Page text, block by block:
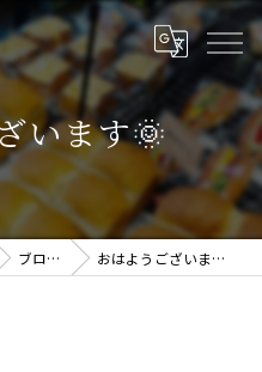
います🌞
ブログ おはようございます🌞